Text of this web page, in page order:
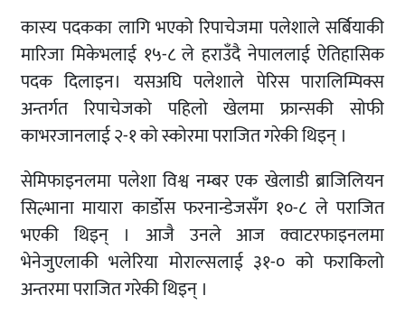
कास्य पदकका लागि भएको रिपाचेजमा पलेशाले सर्बियाकी
मारिजा मिकेभलाई १५-८ ले हराउँदै नेपाललाई ऐतिहासिक
पदक दिलाइन। यसअघि पलेशाले पेरिस पारालिम्पिक्स
अन्तर्गत रिपाचेजको पहिलो खेलमा फ्रान्सकी सोफी
काभरजानलाई २-१ को स्कोरमा पराजित गरेकी थिइन् ।
सेमिफाइनलमा पलेशा विश्व नम्बर एक खेलाडी ब्राजिलियन
सिल्भाना मायारा कार्डोस फरनान्डेजसँग १०-८ ले पराजित
भएकी थिइन् । आजै उनले आज क्वाटरफाइनलमा
भेनेजुएलाकी भलेरिया मोराल्सलाई ३१-० को फराकिलो
अन्तरमा पराजित गरेकी थिइन् ।